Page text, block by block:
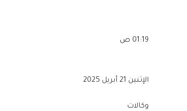
01:19 ص
الإثنين 21 أبريل 2025
وكالات